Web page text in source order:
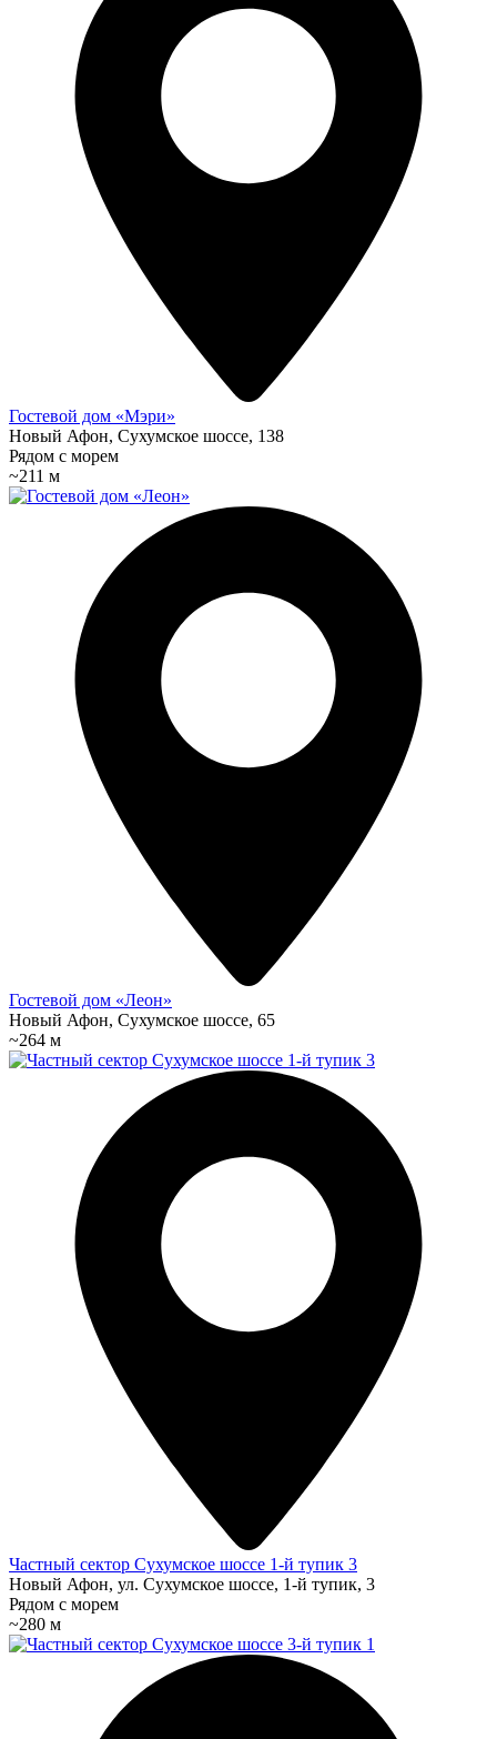
Гостевой дом «Мэри»
Новый Афон, Сухумское шоссе, 138
Рядом с морем
~211 м
Гостевой дом «Леон»
Новый Афон, Сухумское шоссе, 65
~264 м
Частный сектор Сухумское шоссе 1-й тупик 3
Новый Афон, ул. Сухумское шоссе, 1-й тупик, 3
Рядом с морем
~280 м